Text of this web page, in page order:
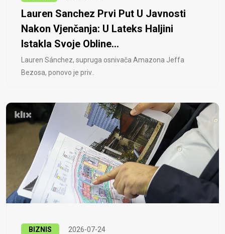
Lauren Sanchez Prvi Put U Javnosti
Nakon Vjenčanja: U Lateks Haljini
Istakla Svoje Obline...
Lauren Sánchez, supruga osnivača Amazona Jeffa
Bezosa, ponovo je priv..
BIZNIS 2026-07-24